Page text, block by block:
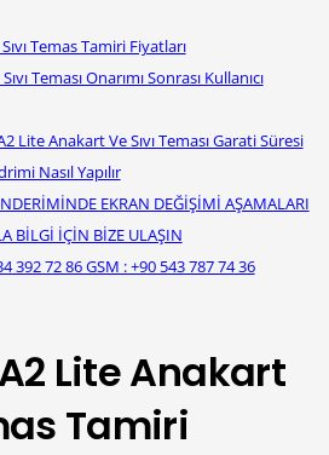
Temas Tamiri Fiyatları
Teması Onarımı Sonrası Kullanıcı
Lite Anakart Ve Sıvı Teması Garati Süresi
Nasıl Yapılır
EKRAN DEĞİŞİMİ AŞAMALARI
BİLGİ İÇİN BİZE ULAŞIN
392 72 86 GSM : +90 543 787 74 36
Lite Anakart
Tamiri